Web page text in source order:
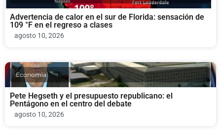
Advertencia de calor en el sur de Florida: sensación de
109 °F en el regreso a clases
agosto 10, 2026
Economia
Pete Hegseth y el presupuesto republicano: el
Pentágono en el centro del debate
agosto 10, 2026